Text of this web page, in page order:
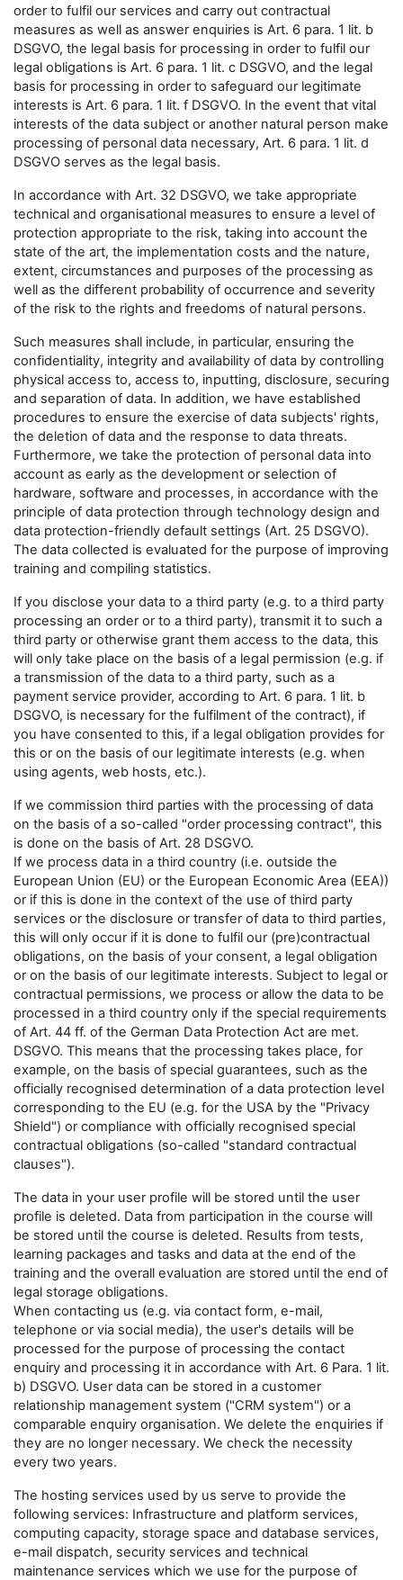
order to fulfil our services and carry out contractual
measures as well as answer enquiries is Art. 6 para. 1 lit. b
DSGVO, the legal basis for processing in order to fulfil our
legal obligations is Art. 6 para. 1 lit. c DSGVO, and the legal
basis for processing in order to safeguard our legitimate
interests is Art. 6 para. 1 lit. f DSGVO. In the event that vital
interests of the data subject or another natural person make
processing of personal data necessary, Art. 6 para. 1 lit. d
DSGVO serves as the legal basis.
In accordance with Art. 32 DSGVO, we take appropriate
technical and organisational measures to ensure a level of
protection appropriate to the risk, taking into account the
state of the art, the implementation costs and the nature,
extent, circumstances and purposes of the processing as
well as the different probability of occurrence and severity
of the risk to the rights and freedoms of natural persons.
Such measures shall include, in particular, ensuring the
confidentiality, integrity and availability of data by controlling
physical access to, access to, inputting, disclosure, securing
and separation of data. In addition, we have established
procedures to ensure the exercise of data subjects' rights,
the deletion of data and the response to data threats.
Furthermore, we take the protection of personal data into
account as early as the development or selection of
hardware, software and processes, in accordance with the
principle of data protection through technology design and
data protection-friendly default settings (Art. 25 DSGVO).
The data collected is evaluated for the purpose of improving
training and compiling statistics.
If you disclose your data to a third party (e.g. to a third party
processing an order or to a third party), transmit it to such a
third party or otherwise grant them access to the data, this
will only take place on the basis of a legal permission (e.g. if
a transmission of the data to a third party, such as a
payment service provider, according to Art. 6 para. 1 lit. b
DSGVO, is necessary for the fulfilment of the contract), if
you have consented to this, if a legal obligation provides for
this or on the basis of our legitimate interests (e.g. when
using agents, web hosts, etc.).
If we commission third parties with the processing of data
on the basis of a so-called "order processing contract", this
is done on the basis of Art. 28 DSGVO.
If we process data in a third country (i.e. outside the
European Union (EU) or the European Economic Area (EEA))
or if this is done in the context of the use of third party
services or the disclosure or transfer of data to third parties,
this will only occur if it is done to fulfil our (pre)contractual
obligations, on the basis of your consent, a legal obligation
or on the basis of our legitimate interests. Subject to legal or
contractual permissions, we process or allow the data to be
processed in a third country only if the special requirements
of Art. 44 ff. of the German Data Protection Act are met.
DSGVO. This means that the processing takes place, for
example, on the basis of special guarantees, such as the
officially recognised determination of a data protection level
corresponding to the EU (e.g. for the USA by the "Privacy
Shield") or compliance with officially recognised special
contractual obligations (so-called "standard contractual
clauses").
The data in your user profile will be stored until the user
profile is deleted. Data from participation in the course will
be stored until the course is deleted. Results from tests,
learning packages and tasks and data at the end of the
training and the overall evaluation are stored until the end of
legal storage obligations.
When contacting us (e.g. via contact form, e-mail,
telephone or via social media), the user's details will be
processed for the purpose of processing the contact
enquiry and processing it in accordance with Art. 6 Para. 1 lit.
b) DSGVO. User data can be stored in a customer
relationship management system ("CRM system") or a
comparable enquiry organisation. We delete the enquiries if
they are no longer necessary. We check the necessity
every two years.
The hosting services used by us serve to provide the
following services: Infrastructure and platform services,
computing capacity, storage space and database services,
e-mail dispatch, security services and technical
maintenance services which we use for the purpose of